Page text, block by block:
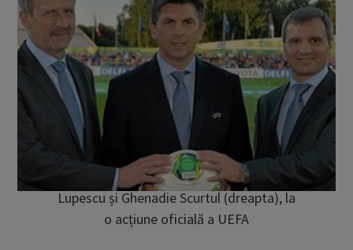
Lupescu și Ghenadie Scurtul (dreapta), la
o acțiune oficială a UEFA